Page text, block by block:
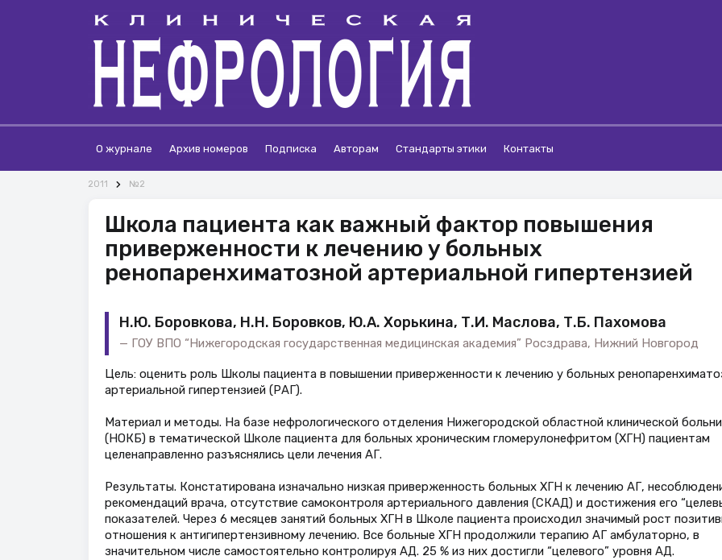
О журнале Архив номеров Подписка Авторам Стандарты этики Контакты
2011 №2
Школа пациента как важный фактор повышения
приверженности к лечению у больных
ренопаренхиматозной артериальной гипертензией
Н.Ю. Боровкова, Н.Н. Боровков, Ю.А. Хорькина, Т.И. Маслова, Т.Б. Пахомова
ГОУ ВПО “Нижегородская государственная медицинская академия” Росздрава, Нижний Новгород
Цель: оценить роль Школы пациента в повышении приверженности к лечению у больных
артериальной гипертензией (РАГ).
Материал и методы. На базе нефрологического отделения Нижегородской областной клинической
(НОКБ) в тематической Школе пациента для больных хроническим гломерулонефритом (ХГН) пациентам
целенаправленно разъяснялись цели лечения АГ.
Результаты. Констатирована изначально низкая приверженность больных ХГН к лечению АГ,
рекомендаций врача, отсутствие самоконтроля артериального давления (СКАД) и достижения его
показателей. Через 6 месяцев занятий больных ХГН в Школе пациента происходил значимый рост
отношения к антигипертензивному лечению. Все больные ХГН продолжили терапию АГ амбулаторно, в
значительном числе самостоятельно контролируя АД. 25 % из них достигли “целевого” уровня АД.